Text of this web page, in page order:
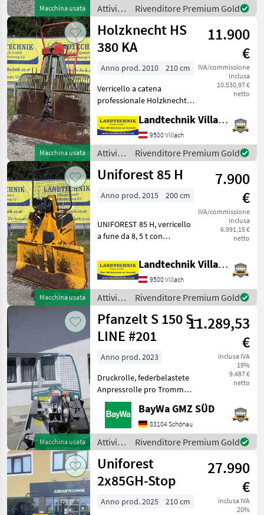
Macchina usata
dispositiv
Attività
forestali
e
lavorazione
del
legno /
Rivenditore Premium Gold
Macchina usata
Holzknecht HS
380 KA
11.900
€
IVA/commissione
inclusa
10.530,97 €
netto
Anno prod. 2010
210 cm
Verricello a catena
professionale Holzknecht
trazione di 8 t, idraulico.
piattaforma ribaltabile da
210 cm, rullo di
avvolgimento della fune r
Landtechnik Villach GmbH
9500 Villach
Attività
forestali
e
del
Holzknecht
Rivenditore Premium Gold
Macchina usata
Uniforest 85 H
7.900
€
IVA/commissione
inclusa
6.991,15 €
netto
Anno prod. 2015 200 cm
UNIFOREST 85 H, verricello
a fune da 8, 5 t con
puleggia di ingresso
superiore e inferiore,
espulsore della fune, fune
con gancio parallelo, scivol
Landtechnik Villach GmbH
9500 Villach
Attività
forestali
e
lavorazione
del
legno /
Rivenditore Premium Gold
Macchina usata
Pfanzelt S 150 S-
LINE #201
11.289,53
€
inclusa IVA
19%
9.487 €
netto
Anno prod. 2023
Druckrolle, federbelastete
Anpressrolle pro Trommel
MonoSpezial-Forstseil 10
mm 70 mRückeschild 1500
Seilausstoss
Hydromechanisch mit
Seilverteilu
BayWa GMZ SÜD
83104 Schönau
Attività
forestali
e
lavorazione
del
legno /
Rivenditore Premium Gold
Uniforest
2x85GH-Stop
27.990
€
inclusa IVA
20%
Anno prod. 2025
210 cm